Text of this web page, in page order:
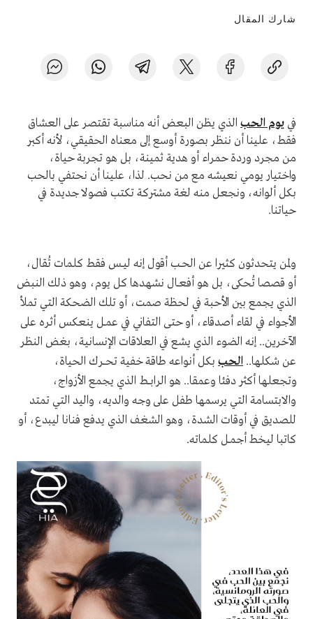
شارك المقال
في يوم الحب الذي يظن البعض أنه مناسبة تقتصر على العشاق
فقط، علينا أن ننظر بصورة أوسع إلى معناه الحقيقي، لأنه أكبر
من مجرد وردة حمراء أو هدية ثمينة، بل هو تجربة حياة،
واختيار يومي نعيشه مع من نحب. لذا، علينا أن نحتفي بالحب
بكل ألوانه، ونجعل منه لغة مشتركة تكتب فصولا جديدة في
حياتنا.
ولمن يتحدثون كثيرا عن الحــب أقول إنه ليــس فقط كلمات تُقال،
أو قصصا تُحكى، بل هو أفعــال نشهدها كل يوم، وهو ذلك النبض
الذي يجمع بين الأحبة في لحظة صمت، أو تلك الضحكة التي تملأ
الأجواء في لقاء أصدقاء، أو حتى التفاني في عمــل ينعكس أثره على
الآخرين.. إنه الضوء الذي يشع في العلاقات الإنسانية، بغض النظر
عن شكلها.. الحب بكل أنواعه طاقة خفية تحــــرك الحياة،
وتجعلها أكثر دفئا وعمقا.. هو الرابـــط الذي يجمع الأزواج،
والابتسامة التي يرسمها طفل على وجه والديه، واليد التي تمتد
للصديق في أوقات الشدة، وهو الشغف الذي يدفع فنانا ليبدع، أو
كاتبا ليخط أجمــل كلماته.